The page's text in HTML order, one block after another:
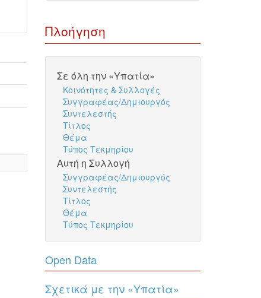
Πλοήγηση
Σε όλη την «Υπατία»
Κοινότητες & Συλλογές
Συγγραφέας/Δημιουργός
Συντελεστής
Τίτλος
Θέμα
Τύπος Τεκμηρίου
Αυτή η Συλλογή
Συγγραφέας/Δημιουργός
Συντελεστής
Τίτλος
Θέμα
Τύπος Τεκμηρίου
Open Data
Σχετικά με την «Υπατία»